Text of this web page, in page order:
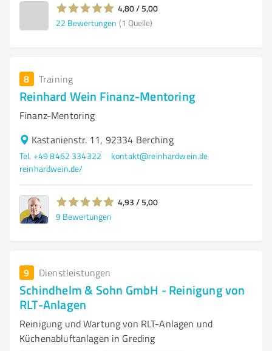
4,80 / 5,00
22 Bewertungen (1 Quelle)
8 Training
Reinhard Wein Finanz-Mentoring
Finanz-Mentoring
Kastanienstr. 11, 92334 Berching
Tel. +49 8462 334322
kontakt@reinhardwein.de
reinhardwein.de/
4,93 / 5,00
9 Bewertungen
9 Dienstleistungen
Schindhelm & Sohn GmbH - Reinigung von
RLT-Anlagen
Reinigung und Wartung von RLT-Anlagen und
Küchenabluftanlagen in Greding